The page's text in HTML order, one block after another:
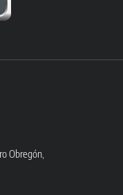
Obregón,